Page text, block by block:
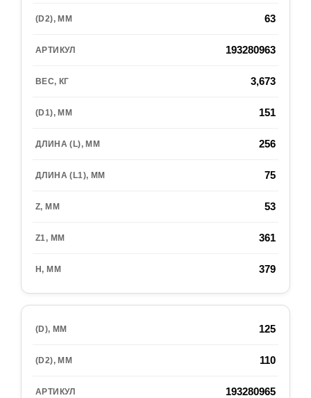
63
193280963
3,673
151
256
75
53
361
379
125
110
193280965